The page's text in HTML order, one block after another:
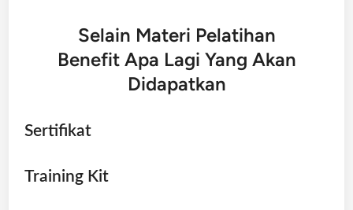
Selain Materi Pelatihan
Benefit Apa Lagi Yang Akan
Didapatkan
Sertifikat
Training Kit